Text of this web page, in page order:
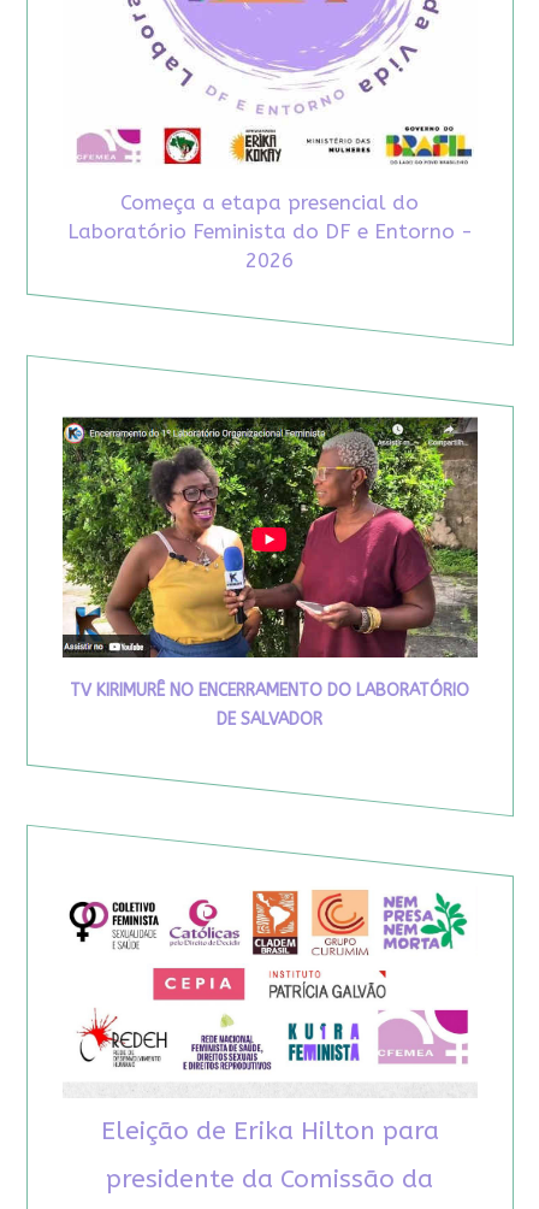
Começa a etapa presencial do
Laboratório Feminista do DF e Entorno -
2026
TV KIRIMURÊ NO ENCERRAMENTO DO LABORATÓRIO
DE SALVADOR
Eleição de Erika Hilton para
presidente da Comissão da